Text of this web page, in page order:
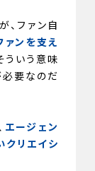
、ファン自
ァンを支え
ういう意味
必要なのだ
エージェン
クリエイシ